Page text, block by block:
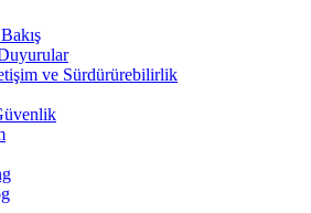
ve Sürdürürebilirlik